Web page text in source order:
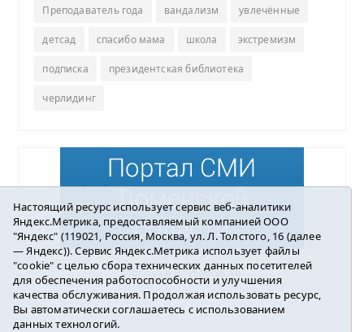
Преподаватель года вандализм увлечённые
детсад спасибо мама школа экстремизм
подписка президентская библиотека
черлидинг
Погода в Ялуторовске
Настоящий ресурс использует сервис веб-аналитики
Яндекс.Метрика, предоставляемый компанией ООО
"Яндекс" (119021, Россия, Москва, ул. Л. Толстого, 16 (далее
— Яндекс)). Сервис Яндекс.Метрика использует файлы
"cookie" с целью сбора технических данных посетителей
для обеспечения работоспособности и улучшения
качества обслуживания. Продолжая использовать ресурс,
Вы автоматически соглашаетесь с использованием
данных технологий.